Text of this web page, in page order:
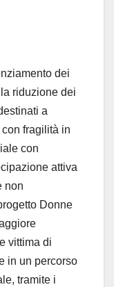
dei
riduzione dei
a
fragilità in
con
attiva
non
Donne
vittima di
in un percorso
tramite i